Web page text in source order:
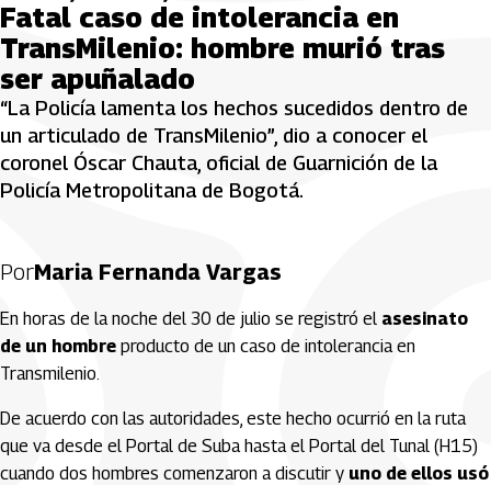
Fatal caso de intolerancia en
TransMilenio: hombre murió tras
ser apuñalado
“La Policía lamenta los hechos sucedidos dentro de
un articulado de TransMilenio”, dio a conocer el
coronel Óscar Chauta, oficial de Guarnición de la
Policía Metropolitana de Bogotá.
PorMaria Fernanda Vargas
En horas de la noche del 30 de julio se registró el asesinato
de un hombre producto de un caso de intolerancia en
Transmilenio.
De acuerdo con las autoridades, este hecho ocurrió en la ruta
que va desde el Portal de Suba hasta el Portal del Tunal (H15)
cuando dos hombres comenzaron a discutir y uno de ellos usó